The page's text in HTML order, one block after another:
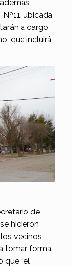
ubicada
a cargo
que incluirá
de
hicieron
vecinos
tomar forma.
que “el